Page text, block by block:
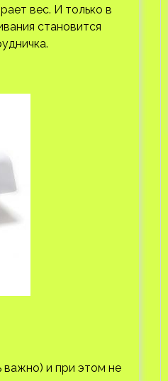
вес. И только в
становится
важно) и при этом не